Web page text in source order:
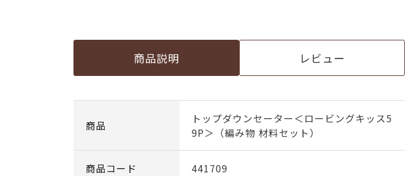
商品説明 レビュー
商品
トップダウンセーター＜ロービングキッス5
9P＞（編み物 材料セット）
商品コード 441709